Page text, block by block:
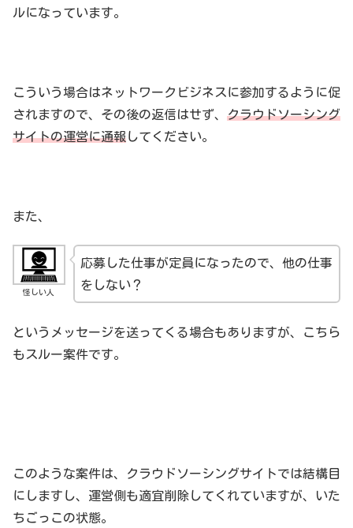
ルになっています。
こういう場合はネットワークビジネスに参加するように促
されますので、その後の返信はせず、 クラウドソーシング
サイトの運営に通報してください。
また、
怪しい人
応募した仕事が定員になったので、他の仕事
をしない？
というメッセージを送ってくる場合もありますが、こちら
もスルー案件です。
このような案件は、クラウドソーシングサイトでは結構目
にしますし、運営側も適宜削除してくれていますが、いた
ちごっこの状態。